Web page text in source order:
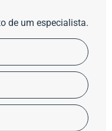
de um especialista.